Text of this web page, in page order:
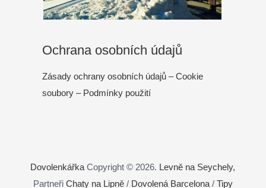
Ochrana osobních údajů
Zásady ochrany osobních údajů – Cookie
soubory – Podmínky použití
Dovolenkářka Copyright © 2026. Levně na Seychely,
Partneři Chaty na Lipně/ Dovolená Barcelona/ Tipy